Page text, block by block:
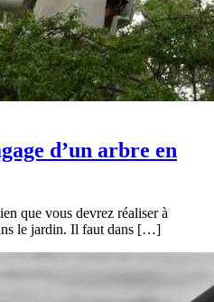
d’un arbre en
que vous devrez réaliser à
le jardin. Il faut dans […]